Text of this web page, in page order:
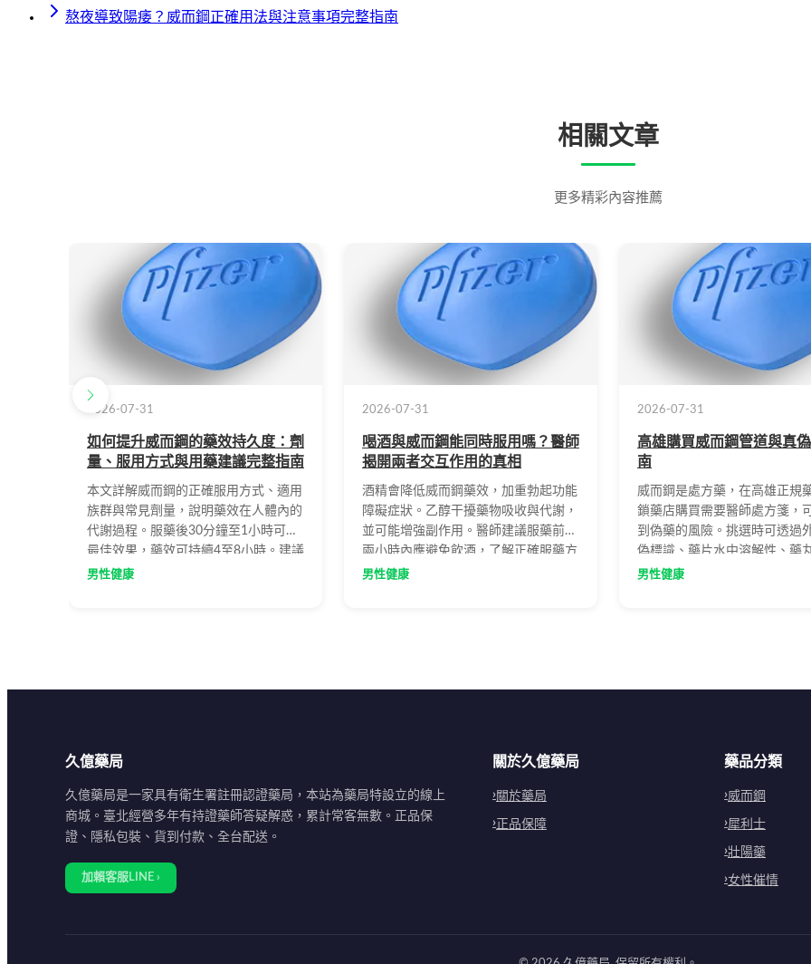
熬夜導致陽痿？威而鋼正確用法與注意事項完整指南
相關文章
更多精彩內容推薦
2026-07-31
如何提升威而鋼的藥效持久度：劑
量、服用方式與用藥建議完整指南
本文詳解威而鋼的正確服用方式、適用
族群與常見劑量，說明藥效在人體內的
代謝過程。服藥後30分鐘至1小時可達
最佳效果，藥效可持續4至8小時。建議
空腹或飯後2小時服用，避免油膩飲食
男性健康
2026-07-31
喝酒與威而鋼能同時服用嗎？醫師
揭開兩者交互作用的真相
酒精會降低威而鋼藥效，加重勃起功能
障礙症狀。乙醇干擾藥物吸收與代謝，
並可能增強副作用。醫師建議服藥前後
兩小時內應避免飲酒，了解正確服藥方
式才能充分發揮藥效。
男性健康
2026-07-31
高雄購買威而鋼管道與真
南
威而鋼是處方藥，在高雄正規
鎖藥店購買需要醫師處方箋，
到偽藥的風險。挑選時可透過
偽標識、藥片水中溶解性、藥
招輕鬆辨別真偽，避免買到摻
男性健康
久億藥局
久億藥局是一家具有衛生署註冊認證藥局，本站為藥局特設立的線上
商城。臺北經營多年有持證藥師答疑解惑，累計常客無數。正品保
證、隱私包裝、貨到付款、全台配送。
加賴客服LINE ›
關於久億藥局
關於藥局
正品保障
藥品分類
威而鋼
犀利士
壯陽藥
女性催情